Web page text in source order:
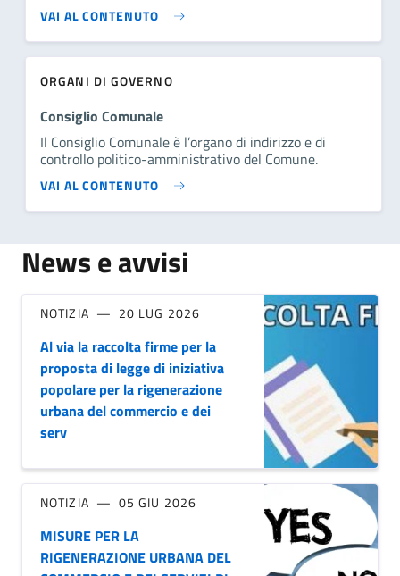
VAI AL CONTENUTO
ORGANI DI GOVERNO
Consiglio Comunale
Il Consiglio Comunale è l’organo di indirizzo e di
controllo politico-amministrativo del Comune.
VAI AL CONTENUTO
News e avvisi
NOTIZIA 20 LUG 2026
Al via la raccolta firme per la
proposta di legge di iniziativa
popolare per la rigenerazione
urbana del commercio e dei
serv
NOTIZIA 05 GIU 2026
MISURE PER LA
RIGENERAZIONE URBANA DEL